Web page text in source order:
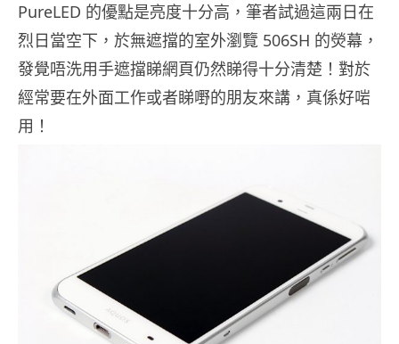
PureLED 的優點是亮度十分高，筆者試過這兩日在
烈日當空下，於無遮擋的室外瀏覽 506SH 的熒幕，
發覺唔洗用手遮擋睇網頁仍然睇得十分清楚！對於
經常要在外面工作或者睇嘢的朋友來講，真係好啱
用！